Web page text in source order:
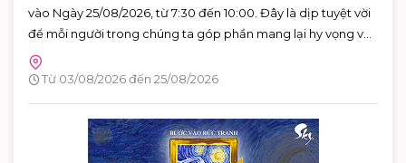
vào Ngày 25/08/2026, từ 7:30 đến 10:00. Đây là dịp tuyệt vời
để mỗi người trong chúng ta góp phần mang lại hy vọng và
cứu sống những người bệnh đang cần máu trong cuộc
sống. Hãy đến tham gia và cùng lan tỏa thông điệp yêu
Từ 03/08/2026 đến 25/08/2026